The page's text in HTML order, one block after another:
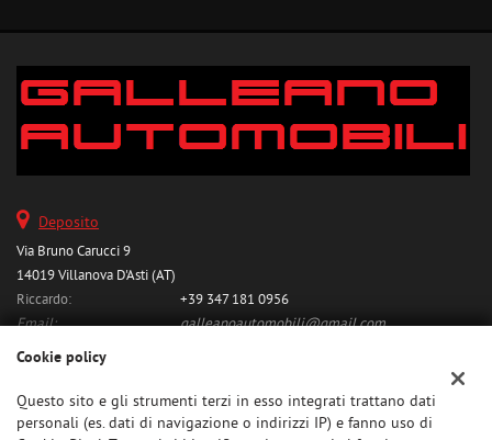
Deposito
Via Bruno Carucci 9
14019 Villanova D'Asti (AT)
Riccardo:
+39 347 181 0956
Email:
galleanoautomobili@gmail.com
Indicazioni stradali
Dati fiscali:
Cookie policy
Questo sito e gli strumenti terzi in esso integrati trattano dati
personali (es. dati di navigazione o indirizzi IP) e fanno uso di